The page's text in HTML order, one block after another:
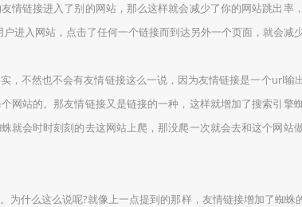
情链接进入了别的网站，那么这样就会减少了你的网站跳出
进入网站，点击了任何一个链接而到达另外一个页面，就会减
，不然也不会有友情链接这么一说，因为友情链接是一个url
网站的。那友情链接又是链接的一种，这样就增加了搜索引
就会时时刻刻的去这网站上爬，那没爬一次就会去和这个网
为什么这么说呢?就像上一点提到的那样，友情链接增加了蜘